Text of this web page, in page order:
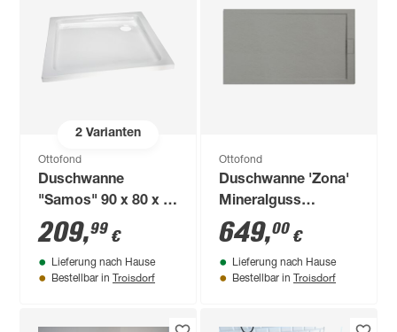
2Varianten
Ottofond
Duschwanne
"Samos" 90 x 80 x 6
cm
209,99 €
Lieferung nach Hause
Bestellbar in Troisdorf
Ottofond
Duschwanne 'Zona'
Mineralguss
zementgrau 1400 x
900 / 33 mm
649,00 €
Lieferung nach Hause
Bestellbar in Troisdorf